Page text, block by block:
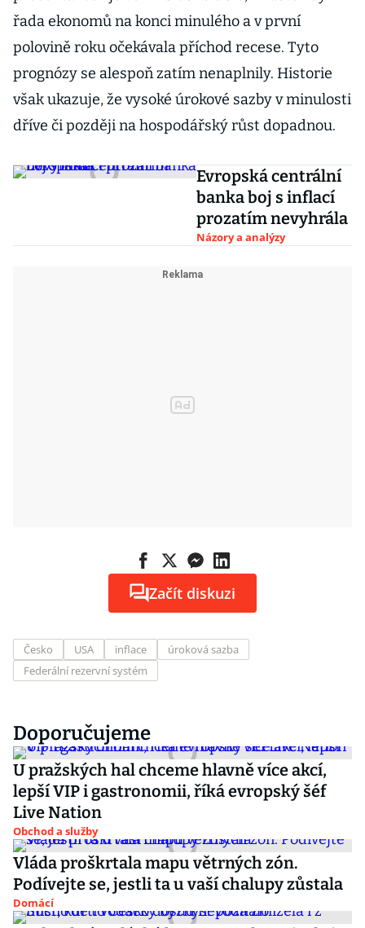
řada ekonomů na konci minulého a v první
polovině roku očekávala příchod recese. Tyto
prognózy se alespoň zatím nenaplnily. Historie
však ukazuje, že vysoké úrokové sazby v minulosti
dříve či později na hospodářský růst dopadnou.
Evropská centrální
banka boj s inflací
prozatím nevyhrála
Názory a analýzy
Začít diskuzi
Česko USA inflace
úroková sazba
Federální rezervní systém
Doporučujeme
U pražských hal chceme hlavně více akcí,
lepší VIP i gastronomii, říká evropský šéf
Live Nation
Obchod a služby
Vláda proškrtala mapu větrných zón.
Podívejte se, jestli ta u vaší chalupy zůstala
Domácí